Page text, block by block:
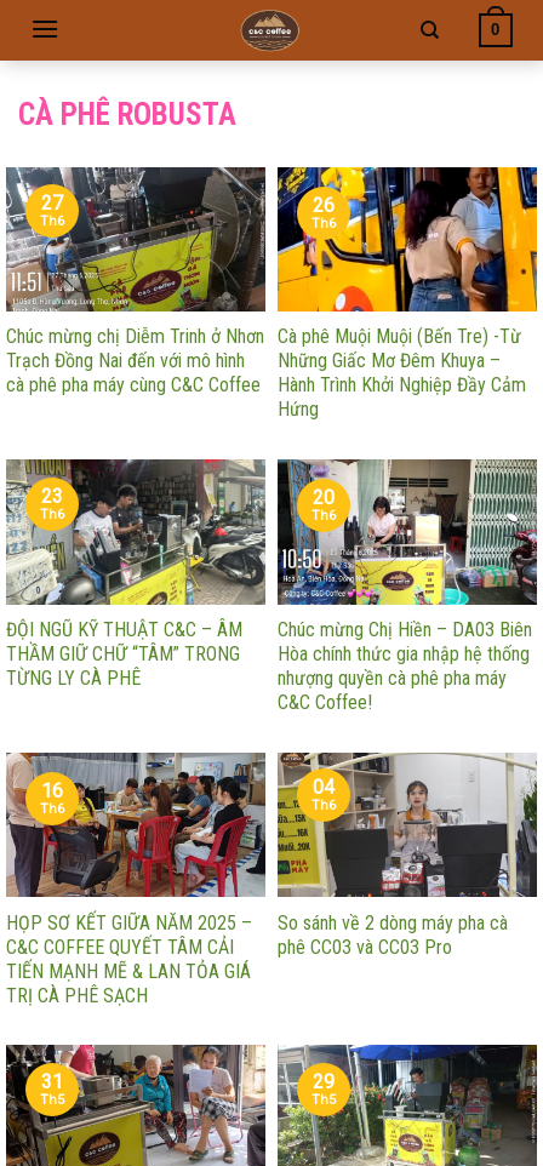
0
CÀ PHÊ ROBUSTA
Chúc mừng chị Diễm Trinh ở Nhơn
Trạch Đồng Nai đến với mô hình
cà phê pha máy cùng C&C Coffee
27
Th6
Cà phê Muội Muội (Bến Tre) -Từ
Những Giấc Mơ Đêm Khuya –
Hành Trình Khởi Nghiệp Đầy Cảm
Hứng
26
Th6
ĐỘI NGŨ KỸ THUẬT C&C – ÂM
THẦM GIỮ CHỮ “TÂM” TRONG
TỪNG LY CÀ PHÊ
23
Th6
Chúc mừng Chị Hiền – DA03 Biên
Hòa chính thức gia nhập hệ thống
nhượng quyền cà phê pha máy
C&C Coffee!
20
Th6
HỌP SƠ KẾT GIỮA NĂM 2025 –
C&C COFFEE QUYẾT TÂM CẢI
TIẾN MẠNH MẼ & LAN TỎA GIÁ
TRỊ CÀ PHÊ SẠCH
16
Th6
So sánh về 2 dòng máy pha cà
phê CC03 và CC03 Pro
04
Th6
31
Th5
29
Th5